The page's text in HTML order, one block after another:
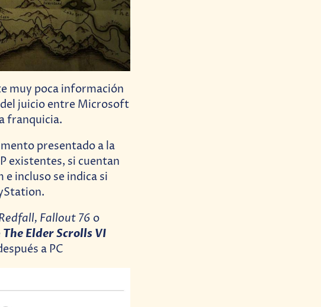
muy poca información
del juicio entre Microsoft
franquicia.
presentado a la
existentes, si cuentan
incluso se indica si
Fallout 76 o
The Elder Scrolls VI
a PC